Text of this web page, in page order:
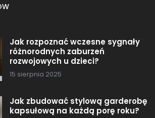
Jak rozpoznać wczesne sygnały
różnorodnych zaburzeń
rozwojowych u dzieci?
15 sierpnia 2025
Jak zbudować stylową garderobę
kapsułową na każdą porę roku?